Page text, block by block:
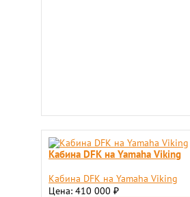
Кабина DFK на Yamaha Viking
Кабина DFK на Yamaha Viking
Цена: 410 000 ₽